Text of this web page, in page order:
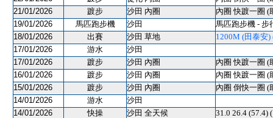
21/01/2026
踱步 沙田 內圈
內圈 快踱一圈 (
19/01/2026
馬匹跑步機 沙田
馬匹跑步機 - 步
18/01/2026
出賽 沙田 草地
1200M (田泰安)
17/01/2026
游水
沙田
17/01/2026
踱步 沙田 內圈
內圈 快踱一圈 (
16/01/2026
踱步 沙田 內圈
內圈 快踱一圈 (
15/01/2026
踱步 沙田 內圈
內圈 倒快一圈 (
14/01/2026
游水
沙田
14/01/2026
快操 沙田 全天候
31.0 26.4 (57.4)